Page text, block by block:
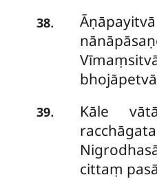
38.
39.
Kāle
cittaṃ